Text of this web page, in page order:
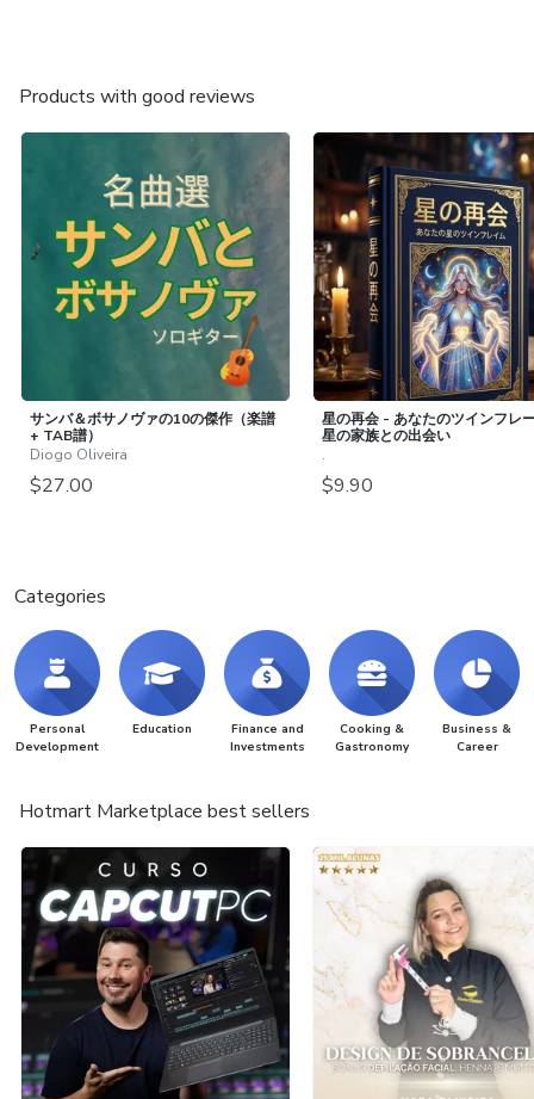
Products with good reviews
サンバ＆ボサノヴァの10の傑作（楽譜
+ TAB譜）
Diogo Oliveira
$27.00
星の再会 - あなたのツインフレ
星の家族との出会い
.
$9.90
Categories
Personal
Development
Education
Finance and
Investments
Cooking &
Gastronomy
Business &
Career
Hotmart Marketplace best sellers